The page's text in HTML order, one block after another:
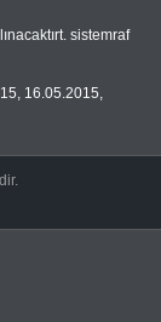
sistemraf
, 16.05.2015,